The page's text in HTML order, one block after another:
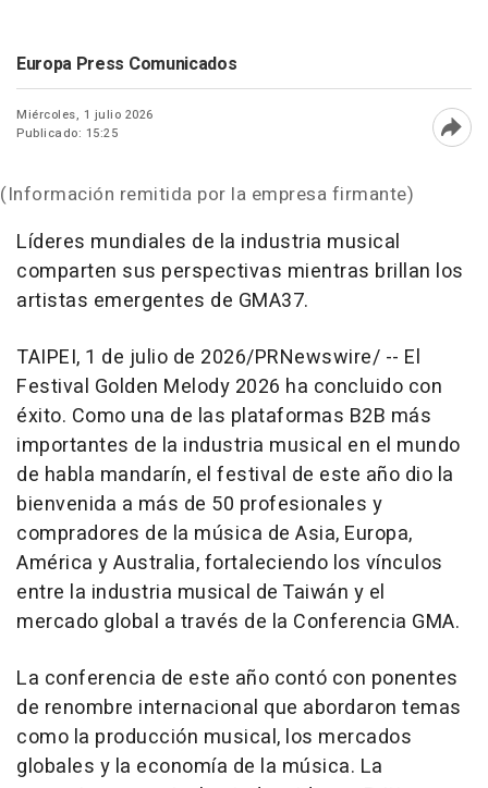
Europa Press Comunicados
Miércoles, 1 julio 2026
Publicado: 15:25
(Información remitida por la empresa firmante)
Líderes mundiales de la industria musical
comparten sus perspectivas mientras brillan los
artistas emergentes de GMA37.
TAIPEI, 1 de julio de 2026/PRNewswire/ -- El
Festival Golden Melody 2026 ha concluido con
éxito. Como una de las plataformas B2B más
importantes de la industria musical en el mundo
de habla mandarín, el festival de este año dio la
bienvenida a más de 50 profesionales y
compradores de la música de Asia, Europa,
América y Australia, fortaleciendo los vínculos
entre la industria musical de Taiwán y el
mercado global a través de la Conferencia GMA.
La conferencia de este año contó con ponentes
de renombre internacional que abordaron temas
como la producción musical, los mercados
globales y la economía de la música. La